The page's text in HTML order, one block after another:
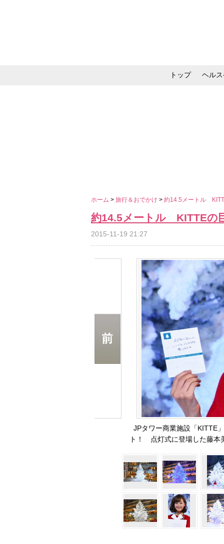
トップ ヘル
ホーム > 旅行＆おでかけ > 約14.5メートル
約14.5メートル KITTEの
2015-11-19 21:27
JPタワー商業施設「KITTE
ト！ 点灯式に登場した藤本